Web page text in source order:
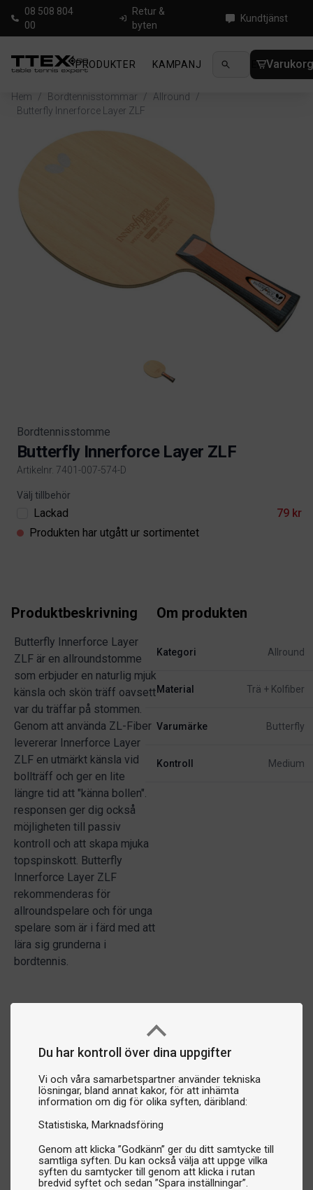
Du har kontroll över dina uppgifter
Vi och våra samarbetspartner använder tekniska
lösningar, bland annat kakor, för att inhämta
information om dig för olika syften, däribland:
Statistiska Marknadsföring
Genom att klicka ”Godkänn” ger du ditt samtycke till
samtliga syften. Du kan också välja att uppge vilka
syften du samtycker till genom att klicka i rutan
bredvid syftet och sedan ”Spara inställningar”.
08 508 804
00
Retur &
byten
Kundtjänst
PRODUKTER KAMPANJ NYHETER
Hem / Bordtennisstommar / Allround
/
Butterfly Innerforce Layer ZLF
Bordtennisstomme
Butterfly Innerforce Layer ZLF
Artikelnr. 7401-007-574-D
Product information
Välj tillbehör
Lackad
79 kr
Produkten har utgått ur sortimentet
Produktbeskrivning
Butterfly Innerforce Layer
ZLF är en allroundstomme
som erbjuder en naturlig mjuk
känsla och skön träff oavsett
var du träffar på stommen.
Genom att använda ZL-Fiber
levererar Innerforce Layer
ZLF en utmärkt känsla vid
bollträff och ger en lite
längre tid att "känna bollen".
responsen ger dig också
möjligheten till passiv
kontroll och att skapa mjuka
topspinskott. Butterfly
Innerforce Layer ZLF
rekommenderas för
allroundspelare och för unga
spelare som är i färd med att
lära sig grunderna i
bordtennis.
Om produkten
Kategori Allround
Material Trä + Kolfiber
Varumärke Butterfly
Kontroll Medium